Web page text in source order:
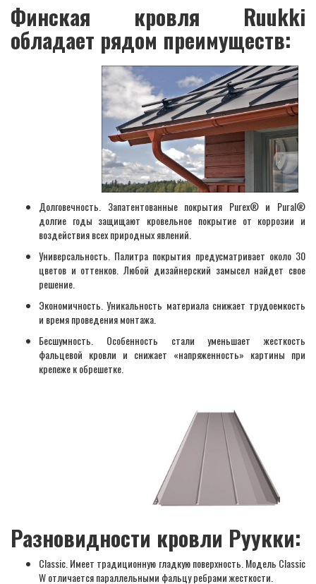
Финская кровля Ruukki
обладает рядом преимуществ:
Долговечность. Запатентованные покрытия Purex® и Pural®
долгие годы защищают кровельное покрытие от коррозии и
воздействия всех природных явлений.
Универсальность. Палитра покрытия предусматривает около 30
цветов и оттенков. Любой дизайнерский замысел найдет свое
решение.
Экономичность. Уникальность материала снижает трудоемкость
и время проведения монтажа.
Бесшумность. Особенность стали уменьшает жесткость
фальцевой кровли и снижает «напряженность» картины при
крепеже к обрешетке.
Разновидности кровли Руукки:
Classic. Имеет традиционную гладкую поверхность. Модель Classic
W отличается параллельными фальцу ребрами жесткости.